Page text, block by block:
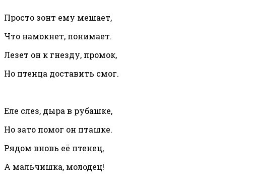
Просто зонт ему мешает,
Что намокнет, понимает.
Лезет он к гнезду, промок,
Но птенца доставить смог.
Еле слез, дыра в рубашке,
Но зато помог он пташке.
Рядом вновь её птенец,
А мальчишка, молодец!